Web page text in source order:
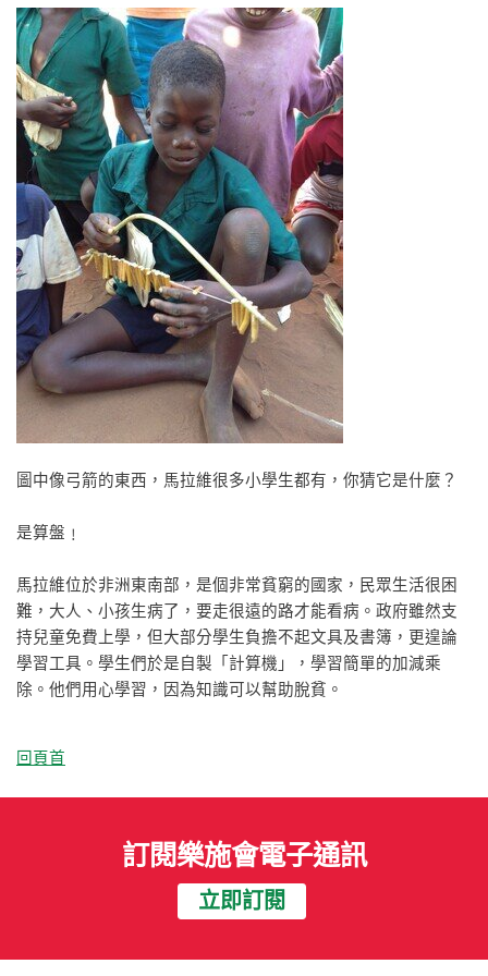
圖中像弓箭的東西，馬拉維很多小學生都有，你猜它是什麼？
是算盤﹗
馬拉維位於非洲東南部，是個非常貧窮的國家，民眾生活很困
難，大人、小孩生病了，要走很遠的路才能看病。政府雖然支
持兒童免費上學，但大部分學生負擔不起文具及書簿，更遑論
學習工具。學生們於是自製 「 計算機 」
，學習簡單的加減乘
除。他們用心學習，因為知識可以幫助脫貧。
回頁首
訂閱樂施會電子通訊
立即訂閱